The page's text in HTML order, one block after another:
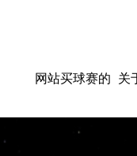
网站买球赛的 关